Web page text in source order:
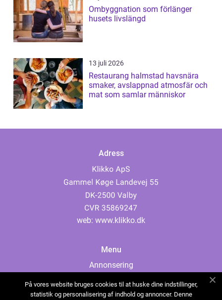
Ombyggnation som förlänger
husets livslängd
13 juli 2026
Restaurang halmstad havsnära
smaker, avslappnad atmosfär och
mat som samlar människor
Adress
web: www.klikko.dk
Menu
Annonsering
Cookies
På vores website bruges cookies til at huske dine indstillinger,
statistik og personalisering af indhold og annoncer. Denne